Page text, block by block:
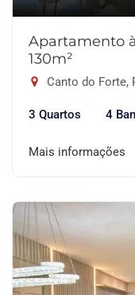
Apartamento
130m²
Canto do Forte,
3 Quartos 4
Mais informações